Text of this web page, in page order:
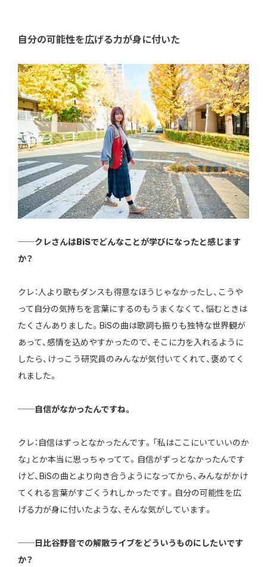
自分の可能性を広げる力が身に付いた
──クレさんはBiSでどんなことが学びになったと感じます
か？
クレ：人より歌もダンスも得意なほうじゃなかったし、こうや
って自分の気持ちを言葉にするのもうまくなくて、悩むときは
たくさんありました。BiSの曲は歌詞も振りも独特な世界観が
あって、感情を込めやすかったので、そこに力を入れるように
したら、けっこう研究員のみんなが気付いてくれて、褒めてく
れました。
──自信がなかったんですね。
クレ：自信はずっとなかったんです。「私はここにいていいのか
な」とか本当に思っちゃってて。自信がずっとなかったんです
けど、BiSの曲とより向き合うようになってから、みんながかけ
てくれる言葉がすごくうれしかったです。自分の可能性を広
げる力が身に付いたような、そんな気がしています。
──日比谷野音での解散ライブをどういうものにしたいです
か？